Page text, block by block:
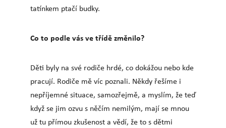
tatínkem ptačí budky.
Co to podle vás ve třídě změnilo?
Děti byly na své rodiče hrdé, co dokážou nebo kde
pracují. Rodiče mě víc poznali. Někdy řešíme i
nepříjemné situace, samozřejmě, a myslím, že teď
když se jim ozvu s něčím nemilým, mají se mnou
už tu přímou zkušenost a vědí, že to s dětmi